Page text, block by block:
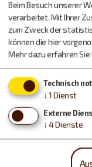
Hitzhofen
24.09.26
Gruseln für
Unheimliche
erzählt im
Beim Besuch unserer
verarbeitet. Mit Ihrer
zum Zweck der
können die hier
Mehr dazu erfahren Sie
Technisch
↓ 1 Dienst
Externe
↓ 4Dienste